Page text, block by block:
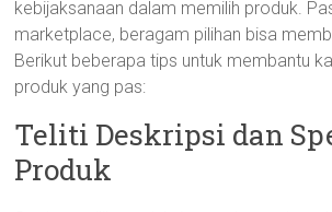
kebijaksanaan dalam memilih produk.
marketplace, beragam pilihan bisa
Berikut beberapa tips untuk membantu
produk yang pas:
Teliti Deskripsi dan
Produk